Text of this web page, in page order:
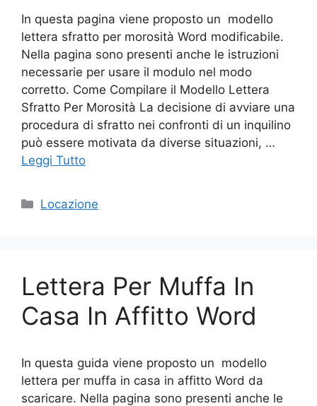
In questa pagina viene proposto un modello
lettera sfratto per morosità Word modificabile.
Nella pagina sono presenti anche le istruzioni
necessarie per usare il modulo nel modo
corretto. Come Compilare il Modello Lettera
Sfratto Per Morosità La decisione di avviare una
procedura di sfratto nei confronti di un inquilino
può essere motivata da diverse situazioni, …
Leggi Tutto
Categorie
Locazione
Lettera Per Muffa In
Casa In Affitto Word
In questa guida viene proposto un modello
lettera per muffa in casa in affitto Word da
scaricare. Nella pagina sono presenti anche le